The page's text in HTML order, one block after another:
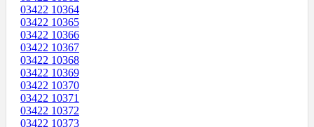
03422 10364
03422 10365
03422 10366
03422 10367
03422 10368
03422 10369
03422 10370
03422 10371
03422 10372
03422 10373